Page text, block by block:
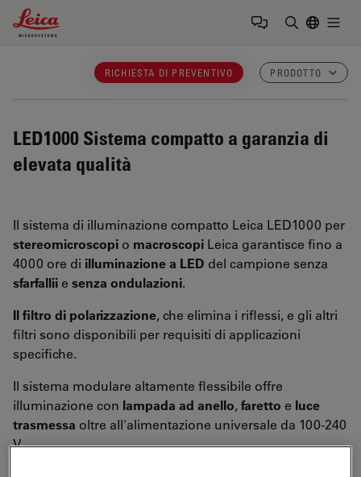
Leica Microsystems Logo
RICHIESTA DI PREVENTIVO PRODOTTO
LED1000 Sistema compatto a garanzia di
elevata qualità
Il sistema di illuminazione compatto Leica LED1000 per
stereomicroscopi o macroscopi Leica garantisce fino a
4000 ore di illuminazione a LED del campione senza
sfarfallii e senza ondulazioni.
Il filtro di polarizzazione, che elimina i riflessi, e gli altri
filtri sono disponibili per requisiti di applicazioni
specifiche.
Il sistema modulare altamente flessibile offre
illuminazione con lampada ad anello,faretto e luce
trasmessa oltre all'alimentazione universale da 100-240
V.